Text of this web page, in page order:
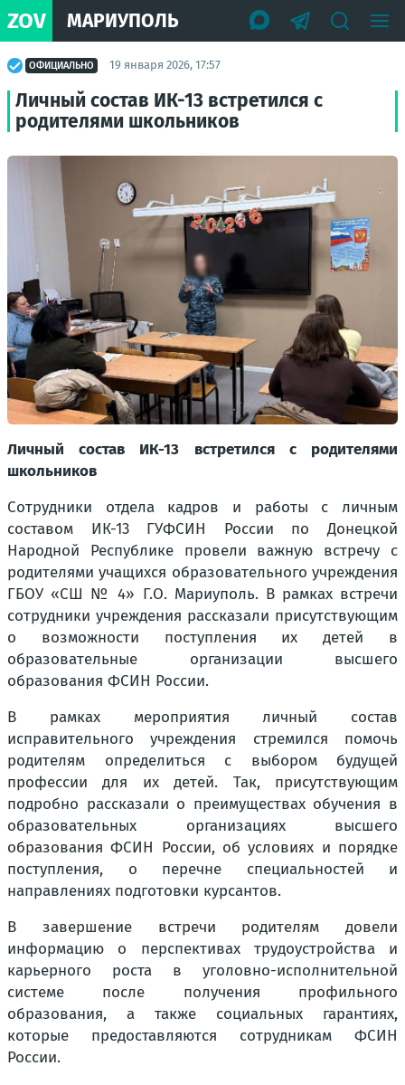
ZOV МАРИУПОЛЬ
ОФИЦИАЛЬНО 19 января 2026, 17:57
Личный состав ИК-13 встретился с
родителями школьников
Личный состав ИК-13 встретился с родителями
школьников
Сотрудники отдела кадров и работы с личным
составом ИК-13 ГУФСИН России по Донецкой
Народной Республике провели важную встречу с
родителями учащихся образовательного учреждения
ГБОУ «СШ № 4» Г.О. Мариуполь. В рамках встречи
сотрудники учреждения рассказали присутствующим
о возможности поступления их детей в
образовательные организации высшего
образования ФСИН России.
В рамках мероприятия личный состав
исправительного учреждения стремился помочь
родителям определиться с выбором будущей
профессии для их детей. Так, присутствующим
подробно рассказали о преимуществах обучения в
образовательных организациях высшего
образования ФСИН России, об условиях и порядке
поступления, о перечне специальностей и
направлениях подготовки курсантов.
В завершение встречи родителям довели
информацию о перспективах трудоустройства и
карьерного роста в уголовно-исполнительной
системе после получения профильного
образования, а также социальных гарантиях,
которые предоставляются сотрудникам ФСИН
России.